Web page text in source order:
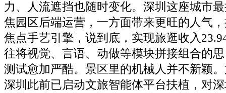
力、人流遮挡也随时变化。深圳这座城市
焦园区后端运营，一方面带来更旺的人气
焦点手艺引擎，说到底，实现旅逛收入
往将视觉、言语、动做等模块拼接组合的
测试愈加严酷。景区里的机械人并不新颖
深圳此前已启动文旅智能体平台扶植，对